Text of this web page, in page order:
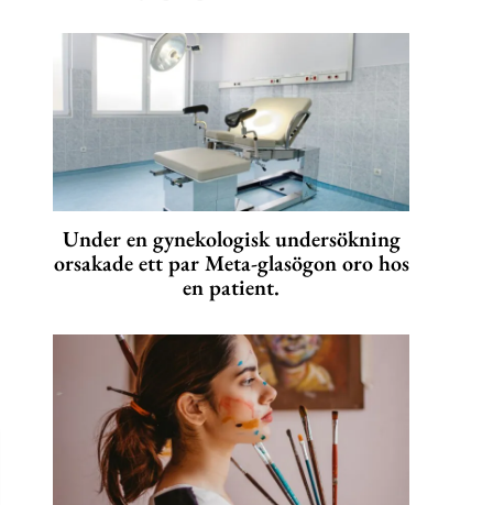
Under en gynekologisk undersökning
orsakade ett par Meta-glasögon oro hos
en patient.